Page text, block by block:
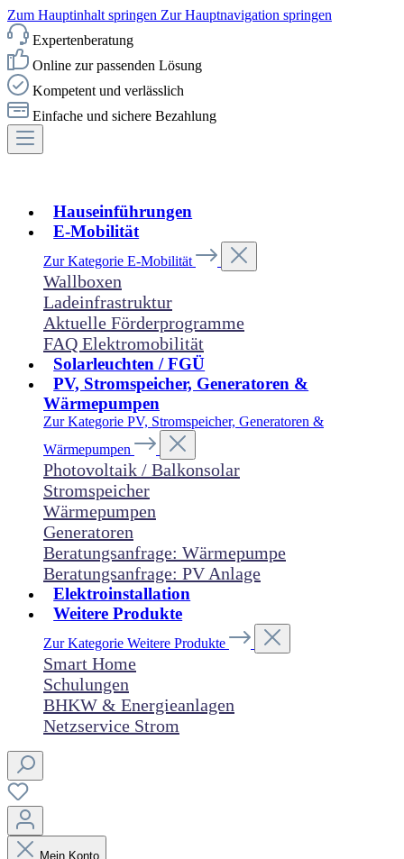
Zum Hauptinhalt springen Zur Hauptnavigation springen
Expertenberatung
Online zur passenden Lösung
Kompetent und verlässlich
Einfache und sichere Bezahlung
Hauseinführungen
E-Mobilität
Zur Kategorie E-Mobilität
Wallboxen
Ladeinfrastruktur
Aktuelle Förderprogramme
FAQ Elektromobilität
Solarleuchten / FGÜ
PV, Stromspeicher, Generatoren &
Wärmepumpen
Zur Kategorie PV, Stromspeicher, Generatoren &
Wärmepumpen
Photovoltaik / Balkonsolar
Stromspeicher
Wärmepumpen
Generatoren
Beratungsanfrage: Wärmepumpe
Beratungsanfrage: PV Anlage
Elektroinstallation
Weitere Produkte
Zur Kategorie Weitere Produkte
Smart Home
Schulungen
BHKW & Energieanlagen
Netzservice Strom
Mein Konto